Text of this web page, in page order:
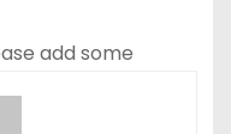
add some